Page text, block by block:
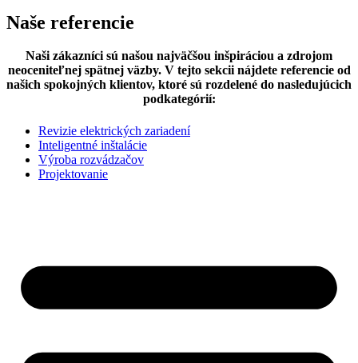
Naše referencie
Naši zákazníci sú našou najväčšou inšpiráciou a zdrojom
neoceniteľnej spätnej väzby. V tejto sekcii nájdete referencie od
našich spokojných klientov, ktoré sú rozdelené do nasledujúcich
podkategórií:
Revizie elektrických zariadení
Inteligentné inštalácie
Výroba rozvádzačov
Projektovanie